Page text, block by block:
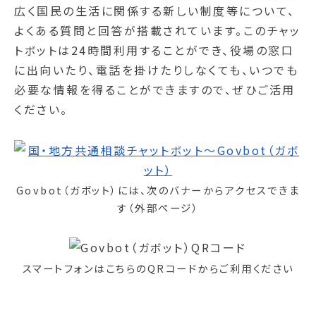
広く国民の生活に関係する新しい制度等について、
よくある質問と回答が搭載されています。このチャッ
トボットは24時間利用することができ、役場の窓口
に出向いたり、電話を掛けたりしなくても、いつでも
必要な情報を得ることができますので、ぜひご活用
ください。
Govbot（ガボット）には、次のバナーからアクセスできま
す（外部ぺージ）
スマートフォンはこちらのQRコードからご利用ください